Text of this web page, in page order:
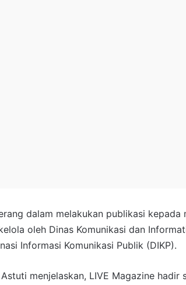
dalam melakukan publikasi kepada
oleh Dinas Komunikasi dan
Informasi Komunikasi Publik (DIKP).
menjelaskan, LIVE Magazine hadir